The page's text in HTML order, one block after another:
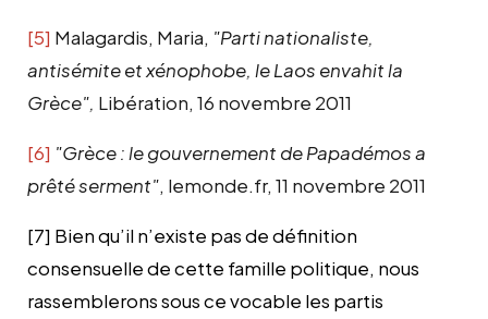
[5] Malagardis, Maria, "Parti nationaliste,
antisémite et xénophobe, le Laos envahit la
Grèce", Libération, 16 novembre 2011
[6] "Grèce : le gouvernement de Papadémos a
prêté serment", lemonde.fr, 11 novembre 2011
[7] Bien qu’il n’existe pas de définition
consensuelle de cette famille politique, nous
rassemblerons sous ce vocable les partis